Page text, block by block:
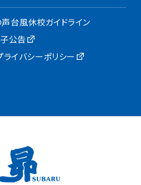
台風休校ガイドライン
公告
ライバシーポリシー